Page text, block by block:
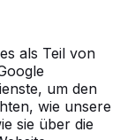
als Teil von
um den
wie unsere
sie über die
Europa
wo Sie